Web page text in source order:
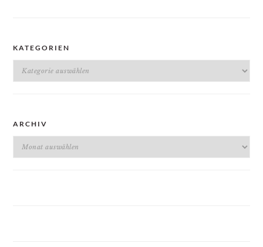
KATEGORIEN
Kategorien
ARCHIV
Archiv